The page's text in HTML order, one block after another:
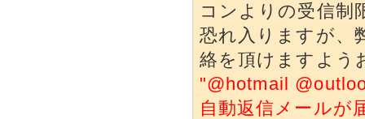
コンよりの受信制
恐れ入りますが、
絡を頂けますよう
"@hotmail
自動返信メールが